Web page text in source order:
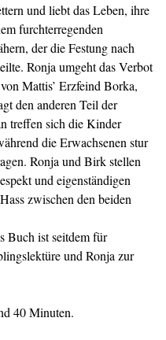
und liebt das Leben, ihre
furchterregenden
der die Festung nach
Ronja umgeht das Verbot
Mattis’ Erzfeind Borka,
den anderen Teil der
treffen sich die Kinder
die Erwachsenen stur
Ronja und Birk stellen
und eigenständigen
zwischen den beiden
Buch ist seitdem für
und Ronja zur
40 Minuten.